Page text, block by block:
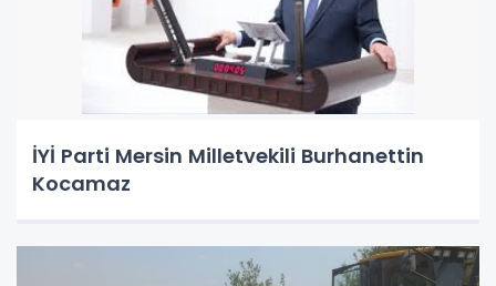
İYİ Parti Mersin Milletvekili Burhanettin
Kocamaz